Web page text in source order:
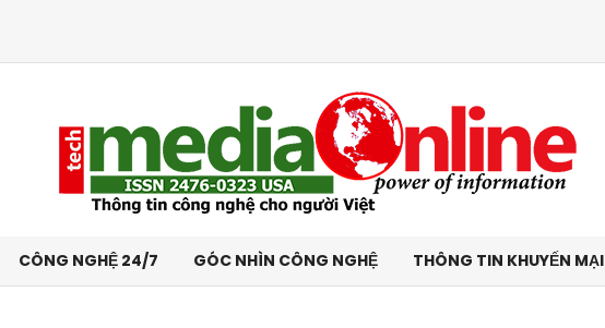
CÔNG NGHỆ 24/7 GÓC NHÌN CÔNG NGHỆ THÔNG TIN KHUYẾN MẠI